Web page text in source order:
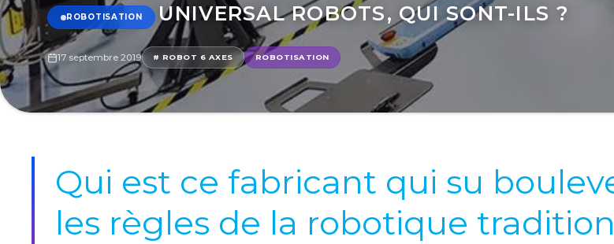
ROBOTISATION UNIVERSAL ROBOTS, QUI SONT-ILS ?
17 septembre 2019 # ROBOT 6 AXES ROBOTISATION
Qui est ce fabricant qui su
les règles de la robotique